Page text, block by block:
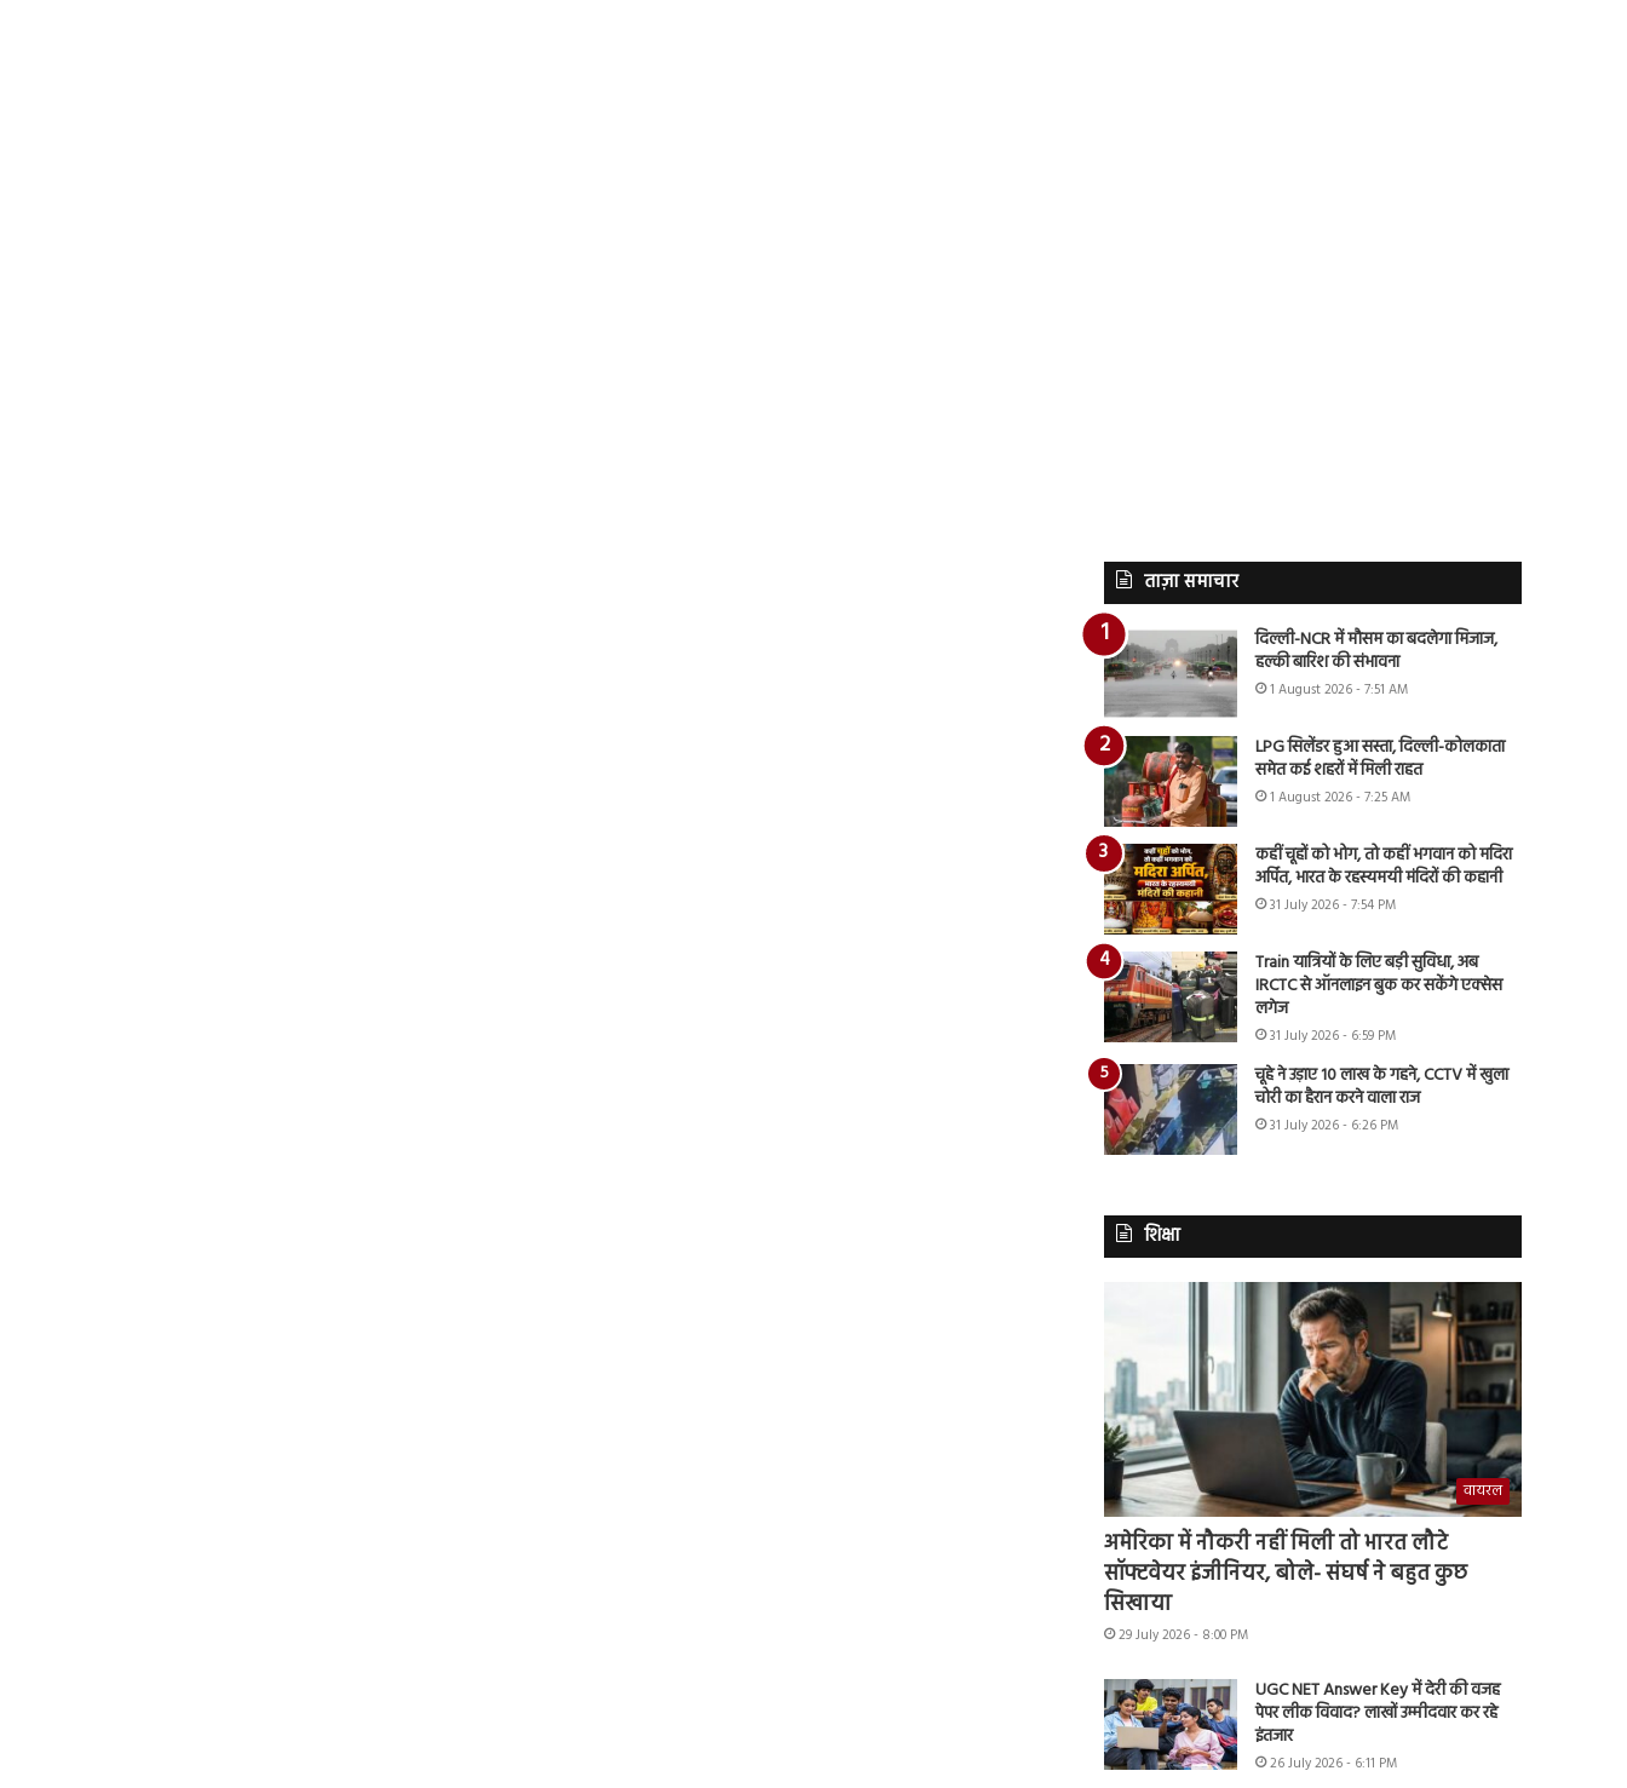
ताज़ा समाचार
दिल्ली-NCR में मौसम का बदलेगा मिजाज,
हल्की बारिश की संभावना
1 August 2026 - 7:51 AM
LPG सिलेंडर हुआ सस्ता, दिल्ली-कोलकाता
समेत कई शहरों में मिली राहत
1 August 2026 - 7:25 AM
कहीं चूहों को भोग, तो कहीं भगवान को मदिरा
अर्पित, भारत के रहस्यमयी मंदिरों की कहानी
31 July 2026 - 7:54 PM
Train यात्रियों के लिए बड़ी सुविधा, अब
IRCTC से ऑनलाइन बुक कर सकेंगे एक्सेस
लगेज
31 July 2026 - 6:59 PM
चूहे ने उड़ाए 10 लाख के गहने, CCTV में खुला
चोरी का हैरान करने वाला राज
31 July 2026 - 6:26 PM
शिक्षा
वायरल
अमेरिका में नौकरी नहीं मिली तो भारत लौटे
सॉफ्टवेयर इंजीनियर, बोले- संघर्ष ने बहुत कुछ
सिखाया
29 July 2026 - 8:00 PM
UGC NET Answer Key में देरी की वजह
पेपर लीक विवाद? लाखों उम्मीदवार कर रहे
इंतजार
26 July 2026 - 6:11 PM